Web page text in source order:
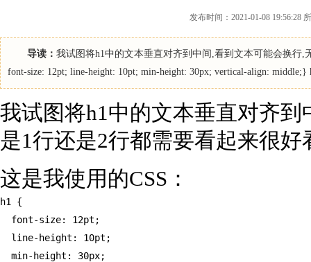
发布时间：2021-01-08 19:56:28
导读： 我试图将h1中的文本垂直对齐到中间,看到文本可能会换行
font-size: 12pt; line-height: 10pt; min-height: 30px; vertical-align:
我试图将h1中的文本垂直对齐
是1行还是2行都需要看起来很好
这是我使用的CSS：
h1 {
  font-size: 12pt;
  line-height: 10pt;
  min-height: 30px;